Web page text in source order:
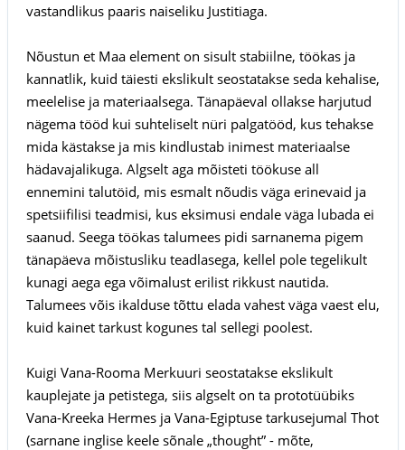
vastandlikus paaris naiseliku Justitiaga.
Nõustun et Maa element on sisult stabiilne, töökas ja
kannatlik, kuid täiesti ekslikult seostatakse seda kehalise,
meelelise ja materiaalsega. Tänapäeval ollakse harjutud
nägema tööd kui suhteliselt nüri palgatööd, kus tehakse
mida kästakse ja mis kindlustab inimest materiaalse
hädavajalikuga. Algselt aga mõisteti töökuse all
ennemini talutöid, mis esmalt nõudis väga erinevaid ja
spetsiifilisi teadmisi, kus eksimusi endale väga lubada ei
saanud. Seega töökas talumees pidi sarnanema pigem
tänapäeva mõistusliku teadlasega, kellel pole tegelikult
kunagi aega ega võimalust erilist rikkust nautida.
Talumees võis ikalduse tõttu elada vahest väga vaest elu,
kuid kainet tarkust kogunes tal sellegi poolest.
Kuigi Vana-Rooma Merkuuri seostatakse ekslikult
kauplejate ja petistega, siis algselt on ta prototüübiks
Vana-Kreeka Hermes ja Vana-Egiptuse tarkusejumal Thot
(sarnane inglise keele sõnale „thought” - mõte,